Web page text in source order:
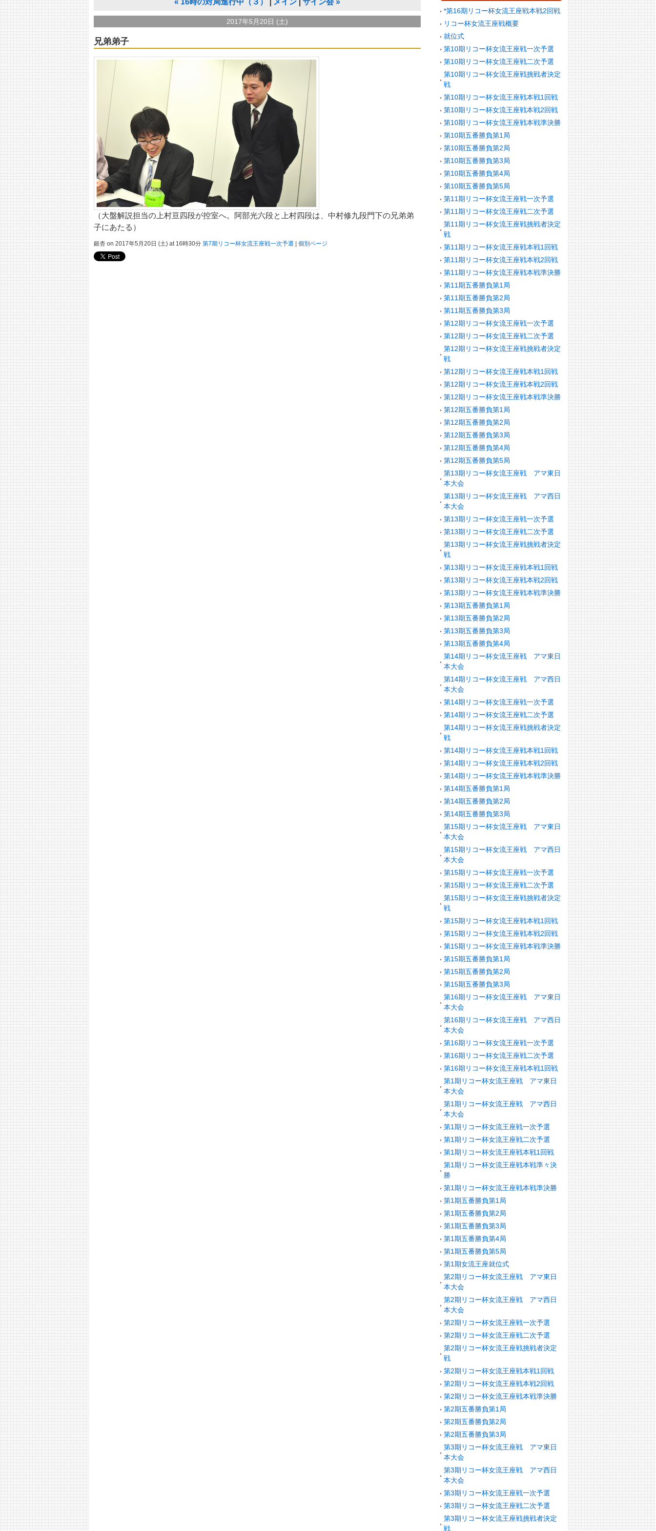
« 16時の対局進行中（３） メイン サイン会 »
2017年5月20日 (土)
兄弟弟子
（大盤解説担当の上村亘四段が控室へ。阿部光六段と上村四段は、中村修九段門下の兄弟弟
子にあたる）
銀杏 on 2017年5月20日 (土) at 16時30分 第7期リコー杯女流王座戦一次予選 個別ページ
*第16期リコー杯女流王座戦本戦2回戦
リコー杯女流王座戦概要
就位式
第10期リコー杯女流王座戦一次予選
第10期リコー杯女流王座戦二次予選
第10期リコー杯女流王座戦挑戦者決定
戦
第10期リコー杯女流王座戦本戦1回戦
第10期リコー杯女流王座戦本戦2回戦
第10期リコー杯女流王座戦本戦準決勝
第10期五番勝負第1局
第10期五番勝負第2局
第10期五番勝負第3局
第10期五番勝負第4局
第10期五番勝負第5局
第11期リコー杯女流王座戦一次予選
第11期リコー杯女流王座戦二次予選
第11期リコー杯女流王座戦挑戦者決定
戦
第11期リコー杯女流王座戦本戦1回戦
第11期リコー杯女流王座戦本戦2回戦
第11期リコー杯女流王座戦本戦準決勝
第11期五番勝負第1局
第11期五番勝負第2局
第11期五番勝負第3局
第12期リコー杯女流王座戦一次予選
第12期リコー杯女流王座戦二次予選
第12期リコー杯女流王座戦挑戦者決定
戦
第12期リコー杯女流王座戦本戦1回戦
第12期リコー杯女流王座戦本戦2回戦
第12期リコー杯女流王座戦本戦準決勝
第12期五番勝負第1局
第12期五番勝負第2局
第12期五番勝負第3局
第12期五番勝負第4局
第12期五番勝負第5局
第13期リコー杯女流王座戦 アマ東日
本大会
第13期リコー杯女流王座戦 アマ西日
本大会
第13期リコー杯女流王座戦一次予選
第13期リコー杯女流王座戦二次予選
第13期リコー杯女流王座戦挑戦者決定
戦
第13期リコー杯女流王座戦本戦1回戦
第13期リコー杯女流王座戦本戦2回戦
第13期リコー杯女流王座戦本戦準決勝
第13期五番勝負第1局
第13期五番勝負第2局
第13期五番勝負第3局
第13期五番勝負第4局
第14期リコー杯女流王座戦 アマ東日
本大会
第14期リコー杯女流王座戦 アマ西日
本大会
第14期リコー杯女流王座戦一次予選
第14期リコー杯女流王座戦二次予選
第14期リコー杯女流王座戦挑戦者決定
戦
第14期リコー杯女流王座戦本戦1回戦
第14期リコー杯女流王座戦本戦2回戦
第14期リコー杯女流王座戦本戦準決勝
第14期五番勝負第1局
第14期五番勝負第2局
第14期五番勝負第3局
第15期リコー杯女流王座戦 アマ東日
本大会
第15期リコー杯女流王座戦 アマ西日
本大会
第15期リコー杯女流王座戦一次予選
第15期リコー杯女流王座戦二次予選
第15期リコー杯女流王座戦挑戦者決定
戦
第15期リコー杯女流王座戦本戦1回戦
第15期リコー杯女流王座戦本戦2回戦
第15期リコー杯女流王座戦本戦準決勝
第15期五番勝負第1局
第15期五番勝負第2局
第15期五番勝負第3局
第16期リコー杯女流王座戦 アマ東日
本大会
第16期リコー杯女流王座戦 アマ西日
本大会
第16期リコー杯女流王座戦一次予選
第16期リコー杯女流王座戦二次予選
第16期リコー杯女流王座戦本戦1回戦
第1期リコー杯女流王座戦 アマ東日
本大会
第1期リコー杯女流王座戦 アマ西日
本大会
第1期リコー杯女流王座戦一次予選
第1期リコー杯女流王座戦二次予選
第1期リコー杯女流王座戦本戦1回戦
第1期リコー杯女流王座戦本戦準々決
勝
第1期リコー杯女流王座戦本戦準決勝
第1期五番勝負第1局
第1期五番勝負第2局
第1期五番勝負第3局
第1期五番勝負第4局
第1期五番勝負第5局
第1期女流王座就位式
第2期リコー杯女流王座戦 アマ東日
本大会
第2期リコー杯女流王座戦 アマ西日
本大会
第2期リコー杯女流王座戦一次予選
第2期リコー杯女流王座戦二次予選
第2期リコー杯女流王座戦挑戦者決定
戦
第2期リコー杯女流王座戦本戦1回戦
第2期リコー杯女流王座戦本戦2回戦
第2期リコー杯女流王座戦本戦準決勝
第2期五番勝負第1局
第2期五番勝負第2局
第2期五番勝負第3局
第3期リコー杯女流王座戦 アマ東日
本大会
第3期リコー杯女流王座戦 アマ西日
本大会
第3期リコー杯女流王座戦一次予選
第3期リコー杯女流王座戦二次予選
第3期リコー杯女流王座戦挑戦者決定
戦